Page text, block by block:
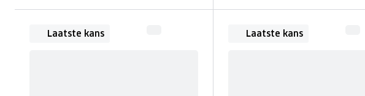
Laatste kans Laatste kans